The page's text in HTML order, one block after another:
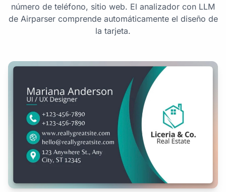
número de teléfono, sitio web. El analizador con LLM
de Airparser comprende automáticamente el diseño de
la tarjeta.